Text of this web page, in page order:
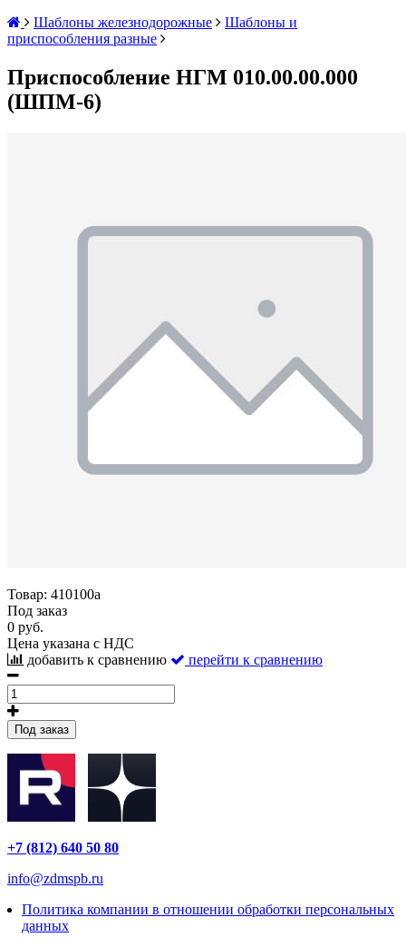
Шаблоны железнодорожные
Шаблоны и
приспособления разные
Приспособление НГМ 010.00.00.000
(ШПМ-6)
Товар: 410100а
Под заказ
0 руб.
Цена указана с НДС
добавить к сравнению
перейти к сравнению
Под заказ
+7 (812) 640 50 80
info@zdmspb.ru
Политика компании в отношении обработки персональных
данных